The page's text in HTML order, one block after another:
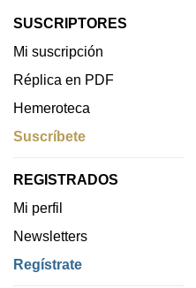
SUSCRIPTORES
Mi suscripción
Réplica en PDF
Hemeroteca
Suscríbete
REGISTRADOS
Mi perfil
Newsletters
Regístrate